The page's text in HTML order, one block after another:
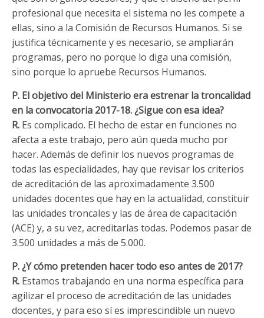
profesional que necesita el sistema no les compete a
ellas, sino a la Comisión de Recursos Humanos. Si se
justifica técnicamente y es necesario, se ampliarán
programas, pero no porque lo diga una comisión,
sino porque lo apruebe Recursos Humanos.
P. El objetivo del Ministerio era estrenar la troncalidad
en la convocatoria 2017-18. ¿Sigue con esa idea?
R. Es complicado. El hecho de estar en funciones no
afecta a este trabajo, pero aún queda mucho por
hacer. Además de definir los nuevos programas de
todas las especialidades, hay que revisar los criterios
de acreditación de las aproximadamente 3.500
unidades docentes que hay en la actualidad, constituir
las unidades troncales y las de área de capacitación
(ACE) y, a su vez, acreditarlas todas. Podemos pasar de
3.500 unidades a más de 5.000.
P. ¿Y cómo pretenden hacer todo eso antes de 2017?
R. Estamos trabajando en una norma específica para
agilizar el proceso de acreditación de las unidades
docentes, y para eso sí es imprescindible un nuevo